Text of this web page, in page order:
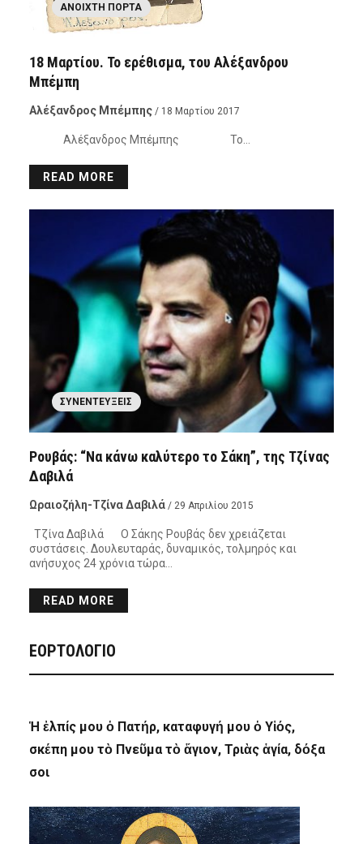
ΑΝΟΙΧΤΉ ΠΌΡΤΑ
18 Μαρτίου. Το ερέθισμα, του Αλέξανδρου
Μπέμπη
Αλέξανδρος Μπέμπης / 18 Μαρτίου 2017
Αλέξανδρος Μπέμπης Το…
READ MORE
ΣΥΝΕΝΤΕΎΞΕΙΣ
Ρουβάς: “Να κάνω καλύτερο το Σάκη”, της Τζίνας
Δαβιλά
Ωραιοζήλη-Τζίνα Δαβιλά / 29 Απριλίου 2015
Τζίνα Δαβιλά Ο Σάκης Ρουβάς δεν χρειάζεται
συστάσεις. Δουλευταράς, δυναμικός, τολμηρός και
ανήσυχος 24 χρόνια τώρα…
READ MORE
ΕΟΡΤΟΛΟΓΙΟ
Ἡ ἐλπίς μου ὁ Πατήρ, καταφυγή μου ὁ Υἱός,
σκέπη μου τὸ Πνεῦμα τὸ ἅγιον, Τριὰς ἁγία, δόξα
σοι